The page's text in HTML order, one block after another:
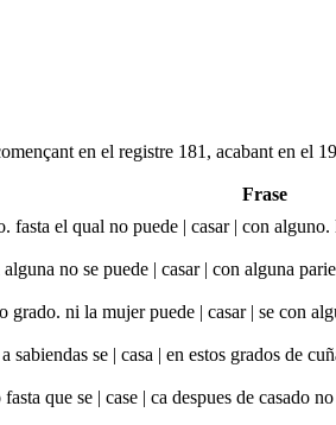
en el registre 181, acabant en el
Frase
fasta el qual no puede | casar | con
no se puede | casar | con alguna
grado. ni la mujer puede | casar | se con
se | casa | en estos grados de
que se | case | ca despues de casado